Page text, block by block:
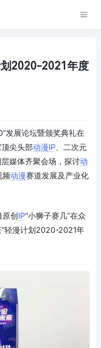
2020-2021年度
发展论坛暨颁奖典礼在
尖头部动漫IP、二次元
媒体齐聚会场，探讨动
频动漫赛道发展及产业化
原创IP“小狮子赛几”在众
轻漫计划2020-2021年